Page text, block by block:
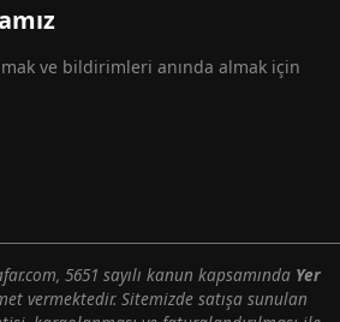
ve bildirimleri anında almak için
5651 sayılı kanun kapsamında Yer
vermektedir. Sitemizde satışa sunulan